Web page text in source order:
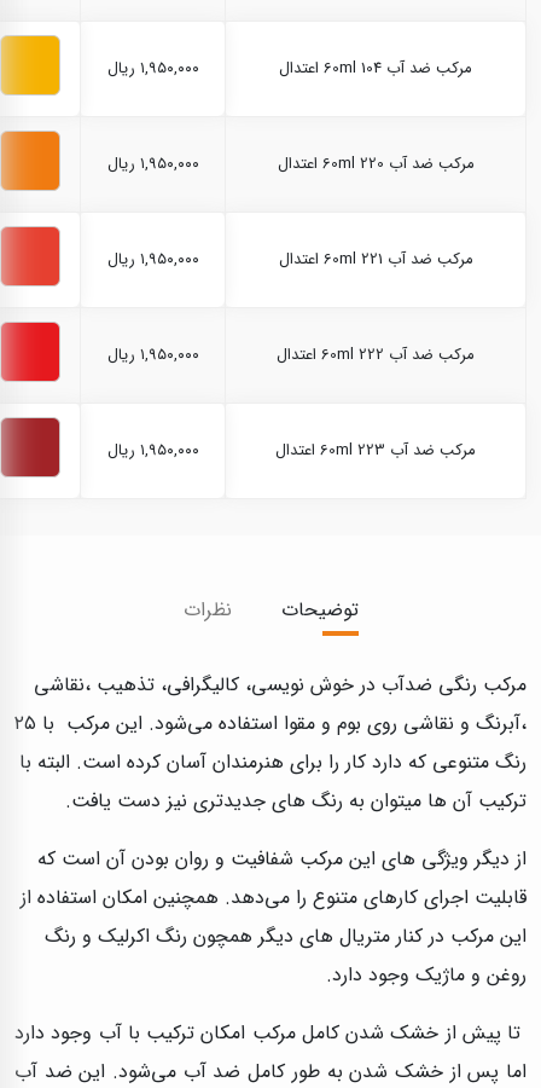
مرکب ضد آب 60ml 104 اعتدال ۱,۹۵۰,۰۰۰ ریال
مرکب ضد آب 60ml 220 اعتدال ۱,۹۵۰,۰۰۰ ریال
مرکب ضد آب 60ml 221 اعتدال ۱,۹۵۰,۰۰۰ ریال
مرکب ضد آب 60ml 222 اعتدال ۱,۹۵۰,۰۰۰ ریال
مرکب ضد آب 60ml 223 اعتدال ۱,۹۵۰,۰۰۰ ریال
توضیحات نظرات
مرکب رنگی ضدآب در خوش نویسی، کالیگرافی، تذهیب ،نقاشی
،آبرنگ و نقاشی روی بوم و مقوا استفاده می‌شود. این مرکب با ۲۵
رنگ متنوعی که دارد کار را برای هنرمندان آسان کرده است. البته با
ترکیب آن ها میتوان به رنگ های جدیدتری نیز دست یافت.
از دیگر ویژگی های این مرکب شفافیت و روان بودن آن است که
قابلیت اجرای کارهای متنوع را می‌دهد. همچنین امکان استفاده از
این مرکب در کنار متریال های دیگر همچون رنگ اکرلیک و رنگ
روغن و ماژیک وجود دارد.
تا پیش از خشک شدن کامل مرکب امکان ترکیب با آب وجود دارد
اما پس از خشک شدن به طور کامل ضد آب می‌شود. این ضد آب